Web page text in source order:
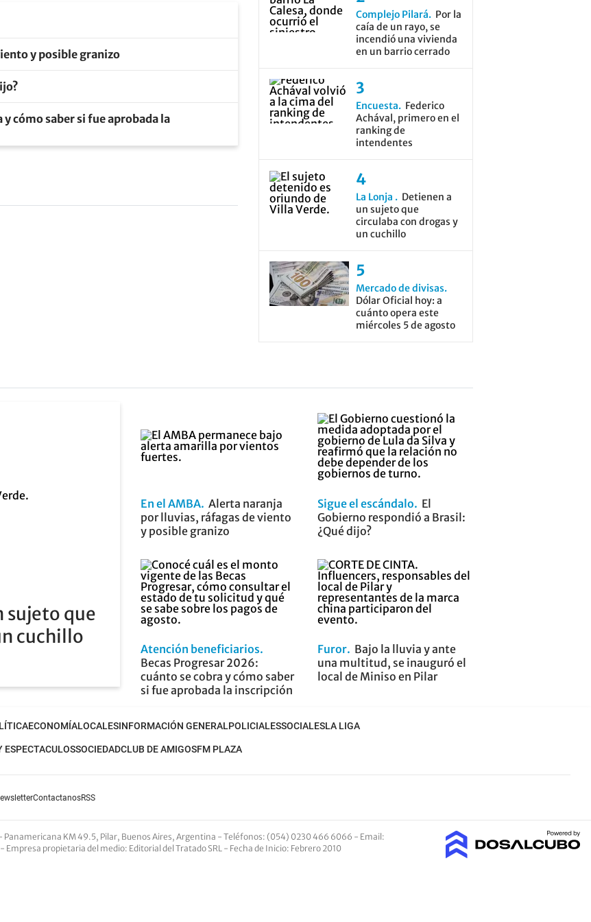
y posible granizo
cómo saber si fue aprobada la
Complejo Pilará
Por la
caía de un rayo, se
incendió una vivienda
en un barrio cerrado
Encuesta
Federico
Achával, primero en el
ranking de
intendentes
La Lonja
Detienen a
un sujeto que
circulaba con drogas y
un cuchillo
Mercado de divisas
Dólar Oficial hoy: a
cuánto opera este
miércoles 5 de agosto
sujeto que
cuchillo
En el AMBA Alerta naranja
por lluvias, ráfagas de viento
y posible granizo
Sigue el escándalo
El
Gobierno respondió a Brasil:
¿Qué dijo?
Atención beneficiarios
Becas Progresar 2026:
cuánto se cobra y cómo saber
si fue aprobada la inscripción
Furor
Bajo la lluvia y ante
una multitud, se inauguró el
local de Miniso en Pilar
ECONOMÍALOCALESINFORMACIÓN GENERALPOLICIALESSOCIALESLA LIGA
ESPECTACULOSSOCIEDADCLUB DE AMIGOSFM PLAZA
ContactanosRSS
Panamericana KM 49.5, Pilar, Buenos Aires, Argentina - Teléfonos: (054) 0230 466 6066 - Email:
Empresa propietaria del medio: Editorial del Tratado SRL - Fecha de Inicio: Febrero 2010